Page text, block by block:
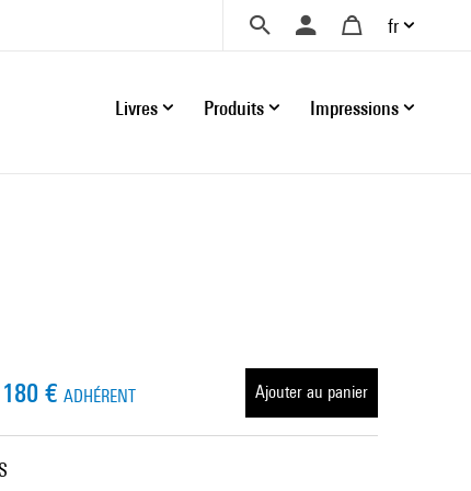
fr
Livres Produits Impressions
180 € ADHÉRENT Ajouter au panier